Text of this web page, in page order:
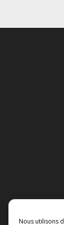
Nous utilisons